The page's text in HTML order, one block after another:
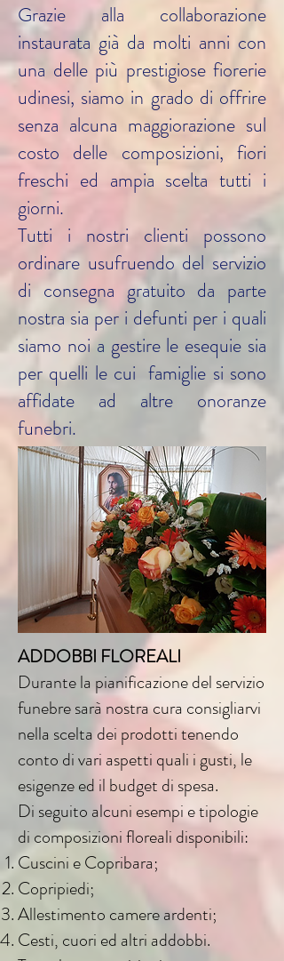
Grazie alla collaborazione
instaurata già da molti anni con
una delle più prestigiose fiorerie
udinesi, siamo in grado di offrire
senza alcuna maggiorazione sul
costo delle composizioni, fiori
freschi ed ampia scelta tutti i
giorni.
Tutti i nostri clienti possono
ordinare usufruendo del servizio
di consegna gratuito da parte
nostra sia per i defunti per i quali
siamo noi a gestire le esequie sia
per quelli le cui famiglie si sono
affidate ad altre onoranze
funebri.
ADDOBBI FLOREALI
Durante la pianificazione del servizio
funebre sarà nostra cura consigliarvi
nella scelta dei prodotti tenendo
conto di vari aspetti quali i gusti, le
esigenze ed il budget di spesa.
Di seguito alcuni esempi e tipologie
di composizioni floreali disponibili:
Cuscini e Copribara;
Copripiedi;
Allestimento camere ardenti;
Cesti, cuori ed altri addobbi.